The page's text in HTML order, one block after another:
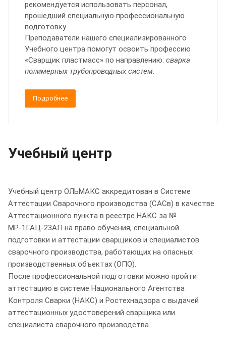
рекомендуется использовать персонал,
прошедший специальную профессиональную
подготовку.
Преподаватели нашего специализированного
Учебного центра помогут освоить профессию
«Сварщик пластмасс» по направлению: сварка
полимерных трубопроводных систем.
Подробнее
Учебный центр
Учебный центр ОЛЬМАКС аккредитован в Системе
Аттестации Сварочного производства (САСв) в качестве
Аттестационного пункта в реестре НАКС за №
МР-1ГАЦ-23АП на право обучения, специальной
подготовки и аттестации сварщиков и специалистов
сварочного производства, работающих на опасных
производственных объектах (ОПО).
После профессиональной подготовки можно пройти
аттестацию в системе Национального Агентства
Контроля Сварки (НАКС) и Ростехнадзора с выдачей
аттестационных удостоверений сварщика или
специалиста сварочного производства.